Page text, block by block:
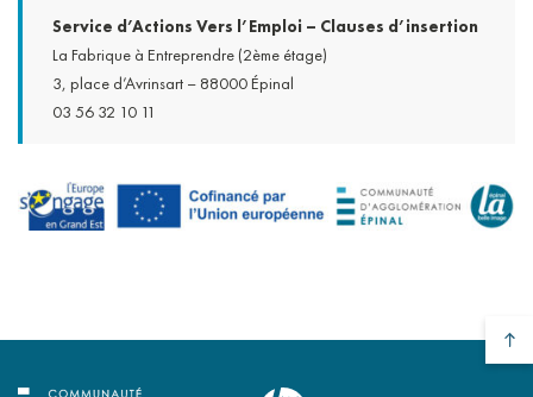
Service d’Actions Vers l’Emploi – Clauses d’insertion
La Fabrique à Entreprendre (2ème étage)
3, place d’Avrinsart – 88000 Épinal
03 56 32 10 11